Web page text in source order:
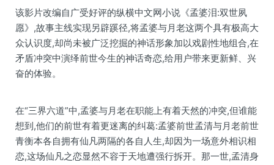
该影片改编自广受好评的纵横中文网小说《孟婆泪:双世夙
愿》,故事主线实现另辟蹊径,将孟婆与月老这两个具有极高大
众认识度,却尚未被广泛挖掘的神话形象加以戏剧性地组合,在
矛盾冲突中演绎前世今生的神话奇恋,给用户带来更新鲜、兴
奋的体验。
在“三界六道”中,孟婆与月老在职能上有着天然的冲突,但谁能
想到,他们的前世有着更迷离的纠葛:孟婆前世孟清与月老前世
青衡本各自拥有仙凡两隔的各自人生,却因为一场意外相识相
恋,这场仙凡之恋显然不容于天地遭强行拆开。那一世,孟清身